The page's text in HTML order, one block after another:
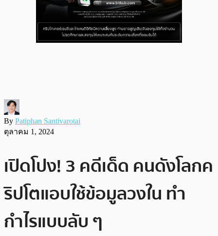
By Patiphan Santivarotai
ตุลาคม 1, 2024
เปิดโปง! 3 คดีเด็ด คนดังโลกค
ริปโตแอบใช้ข้อมูลวงใน ทำ
กำไรแบบลับ ๆ